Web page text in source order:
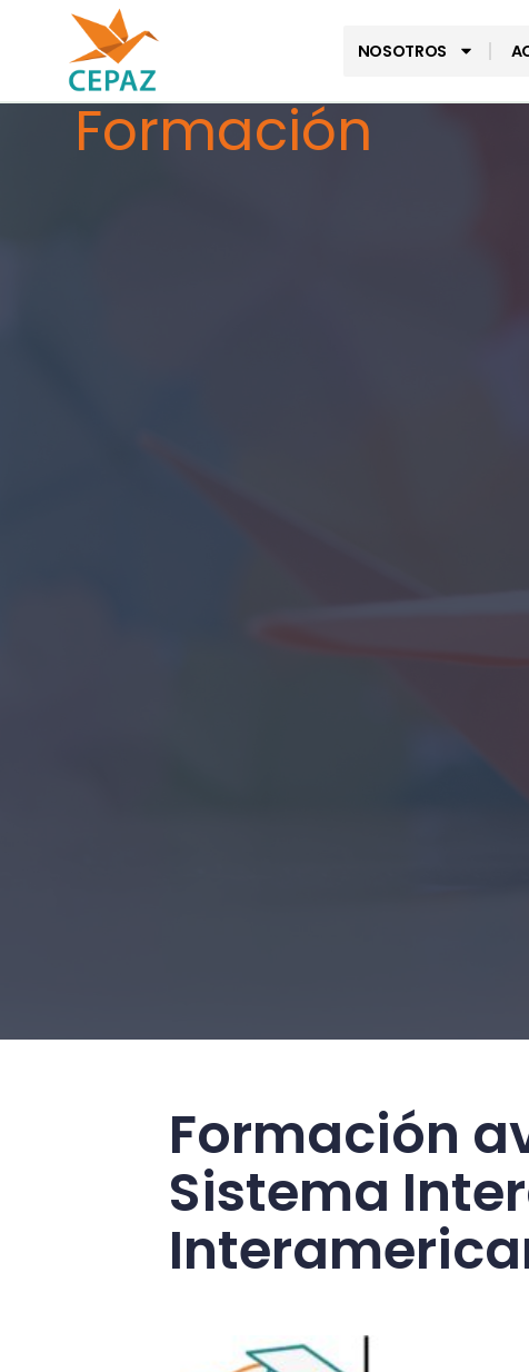
NOSOTROS
Formación
Formación
Sistema